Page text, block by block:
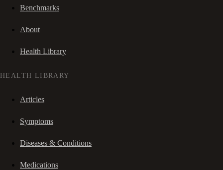
Benchmarks
About
Health Library
HEALTH LIBRARY
Articles
Symptoms
Diseases & Conditions
Medications